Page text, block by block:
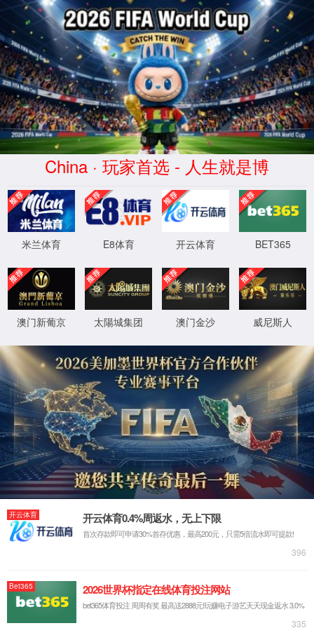
404
页面未找到！
抱歉，页面好像去火星了~
5秒后自动跳转网站首页
返回首页
XML 地图